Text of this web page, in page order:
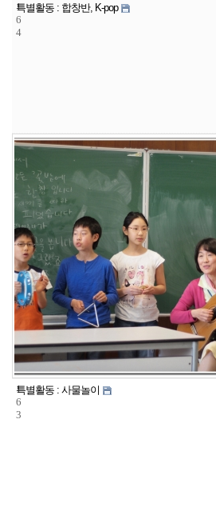
1
6
4
특별활동 : 합창반, K-pop
1
6
3
특별활동 : 사물놀이